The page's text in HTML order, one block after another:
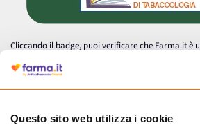
Questo sito web utilizza i cookie
Cliccando il badge, puoi verificare che Farma.it è
autorizzata dal Ministero della Salute a effettuare
medicinali.